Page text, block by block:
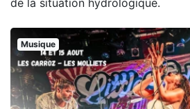
de la situation hydrologique.
Musique